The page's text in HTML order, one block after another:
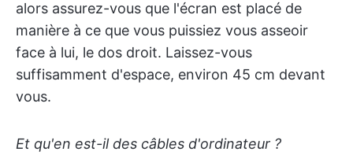
alors assurez-vous que l'écran est placé de
manière à ce que vous puissiez vous asseoir
face à lui, le dos droit. Laissez-vous
suffisamment d'espace, environ 45 cm devant
vous.
Et qu'en est-il des câbles d'ordinateur ?